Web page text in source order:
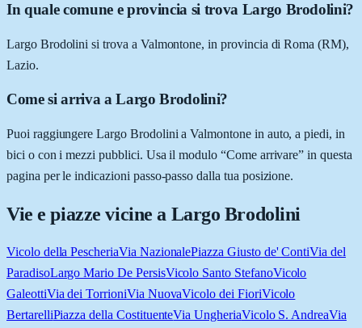
In quale comune e provincia si trova Largo Brodolini?
Largo Brodolini si trova a Valmontone, in provincia di Roma (RM),
Lazio.
Come si arriva a Largo Brodolini?
Puoi raggiungere Largo Brodolini a Valmontone in auto, a piedi, in
bici o con i mezzi pubblici. Usa il modulo “Come arrivare” in questa
pagina per le indicazioni passo-passo dalla tua posizione.
Vie e piazze vicine a Largo Brodolini
Vicolo della PescheriaVia NazionalePiazza Giusto de' ContiVia del
ParadisoLargo Mario De PersisVicolo Santo StefanoVicolo
GaleottiVia dei TorrioniVia NuovaVicolo dei FioriVicolo
BertarelliPiazza della CostituenteVia UngheriaVicolo S. AndreaVia